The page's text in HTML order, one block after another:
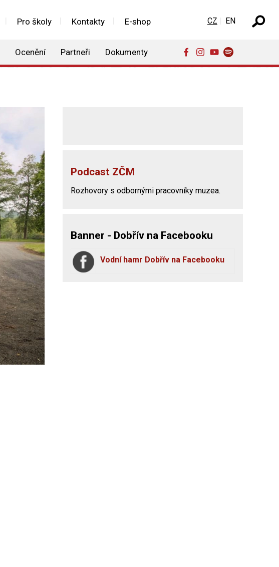
Pro školy Kontakty E-shop
Ocenění Partneři Dokumenty
Zvolte jazyk
CZ EN
Podcast ZČM
Rozhovory s odbornými pracovníky muzea.
Banner - Dobřív na Facebooku
Vodní hamr Dobřív na Facebooku